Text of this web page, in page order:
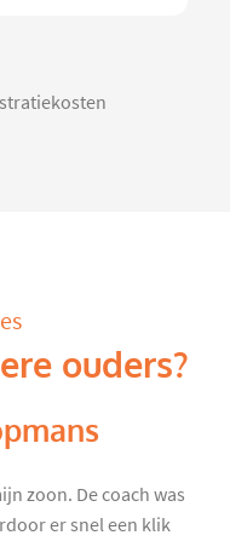
ouders?
zoon. De coach was
er snel een klik